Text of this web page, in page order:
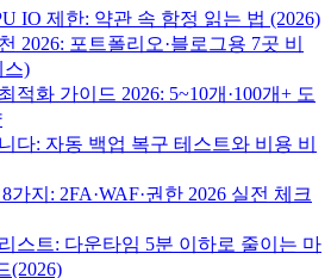
IO 제한: 약관 속 함정 읽는 법 (2026)
2026: 포트폴리오·블로그용 7곳 비
스)
적화 가이드 2026: 5~10개·100개+ 도
다: 자동 백업 복구 테스트와 비용 비
가지: 2FA·WAF·권한 2026 실전 체크
스트: 다운타임 5분 이하로 줄이는 마
(2026)